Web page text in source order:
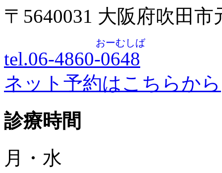
〒5640031 大阪府吹田
tel.06-4860-0648
おーむしば
ネット予約はこちらから
診療時間
月・水